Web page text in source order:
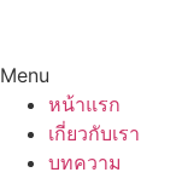
Menu
หน้าแรก
เกี่ยวกับเรา
บทความ